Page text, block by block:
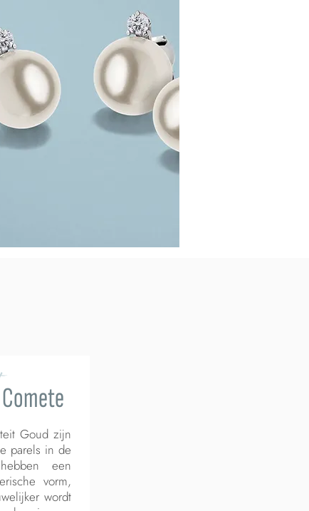
Goud zijn
parels in de
een
vorm,
wordt